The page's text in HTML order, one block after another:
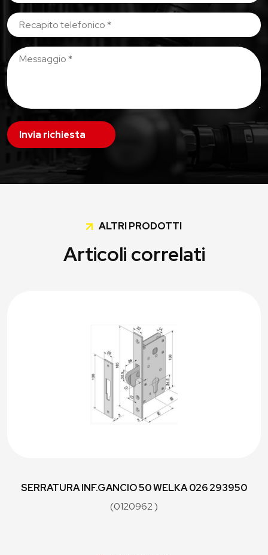
Invia richiesta
ALTRI PRODOTTI
Articoli correlati
SERRATURA INF.GANCIO 50 WELKA 026 293950
(0120962 )